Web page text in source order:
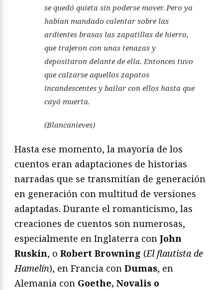
se quedó quieta sin poderse mover. Pero ya
habían mandado calentar sobre las
ardientes brasas las zapatillas de hierro,
que trajeron con unas tenazas y
depositaron delante de ella. Entonces tuvo
que calzarse aquellos zapatos
incandescentes y bailar con ellos hasta que
cayó muerta.
(Blancanieves)
Hasta ese momento, la mayoría de los
cuentos eran adaptaciones de historias
narradas que se transmitían de generación
en generación con multitud de versiones
adaptadas. Durante el romanticismo, las
creaciones de cuentos son numerosas,
especialmente en Inglaterra con John
Ruskin, o Robert Browning (El flautista de
Hamelín), en Francia con Dumas, en
Alemania con Goethe, Novalis o